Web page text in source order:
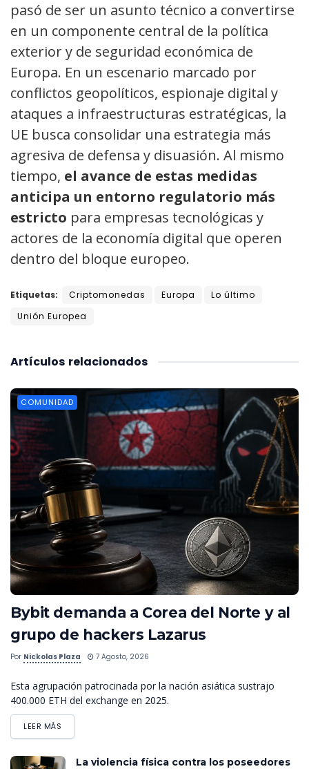
pasó de ser un asunto técnico a convertirse
en un componente central de la política
exterior y de seguridad económica de
Europa. En un escenario marcado por
conflictos geopolíticos, espionaje digital y
ataques a infraestructuras estratégicas, la
UE busca consolidar una estrategia más
agresiva de defensa y disuasión. Al mismo
tiempo, el avance de estas medidas
anticipa un entorno regulatorio más
estricto para empresas tecnológicas y
actores de la economía digital que operen
dentro del bloque europeo.
Etiquetas: Criptomonedas Europa
Lo último
Unión Europea
relacionados
Artículos
COMUNIDAD
Bybit demanda a Corea del Norte y al
grupo de hackers Lazarus
Por Nickolas Plaza 7 Agosto, 2026
Esta agrupación patrocinada por la nación asiática sustrajo
400.000 ETH del exchange en 2025.
LEER MÁS
La violencia física contra los poseedores